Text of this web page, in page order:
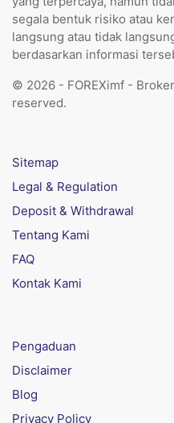
segala bentuk risiko atau
langsung atau tidak
berdasarkan informasi
© 2026 - FOREXimf -
reserved.
Sitemap
Legal & Regulation
Deposit & Withdrawal
Tentang Kami
FAQ
Kontak Kami
Pengaduan
Disclaimer
Blog
Privacy Policy